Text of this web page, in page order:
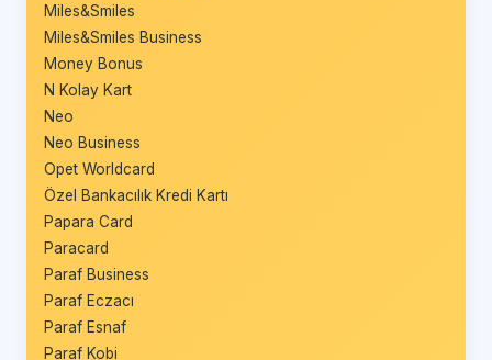
Miles&Smiles
Miles&Smiles Business
Money Bonus
N Kolay Kart
Neo
Neo Business
Opet Worldcard
Özel Bankacılık Kredi Kartı
Papara Card
Paracard
Paraf Business
Paraf Eczacı
Paraf Esnaf
Paraf Kobi